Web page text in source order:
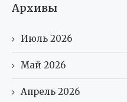
Архивы
Июль 2026
Май 2026
Апрель 2026